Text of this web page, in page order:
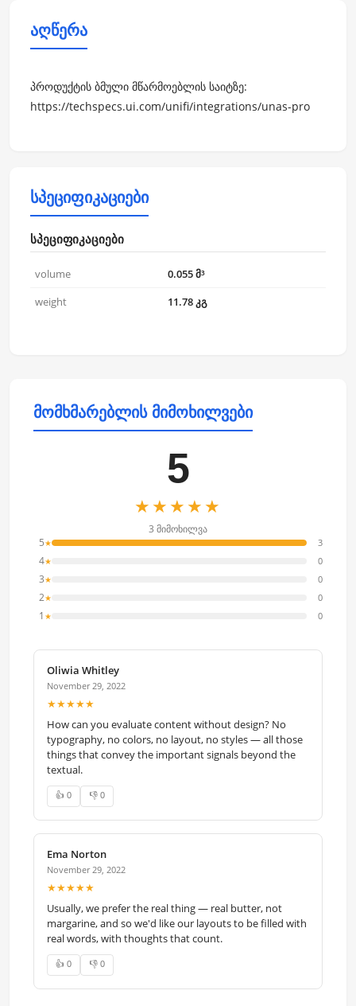
აღწერა
პროდუქტის ბმული მწარმოებლის საიტზე:
https://techspecs.ui.com/unifi/integrations/unas-pro
სპეციფიკაციები
სპეციფიკაციები
volume
0.055 მ³
weight
11.78 კგ
მომხმარებლის მიმოხილვები
5
★★★★★
3 მიმოხილვა
5★ 3
4★ 0
3★ 0
2★ 0
1 ★ 0
Oliwia Whitley
November 29, 2022
★★★★★
How can you evaluate content without design? No
typography, no colors, no layout, no styles — all those
things that convey the important signals beyond the
textual.
👍 0 👎 0
Ema Norton
November 29, 2022
★★★★★
Usually, we prefer the real thing — real butter, not
margarine, and so we'd like our layouts to be filled with
real words, with thoughts that count.
👍 0 👎 0